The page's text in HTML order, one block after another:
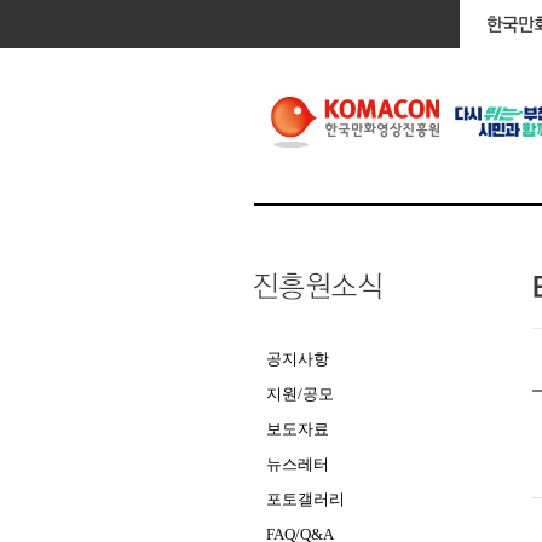
공지사항
지원/공모
보도자료
뉴스레터
포토갤러리
FAQ/Q&A